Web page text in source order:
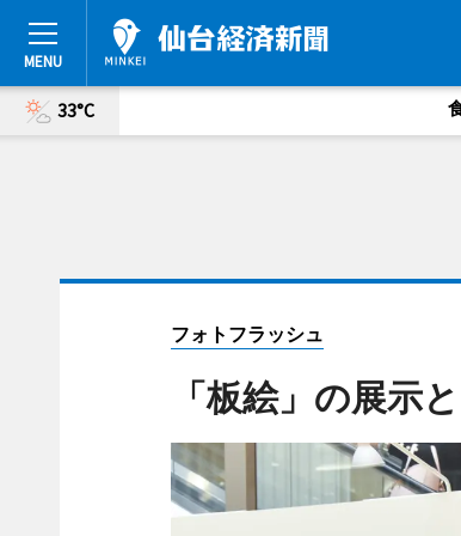
33°C
フォトフラッシュ
「板絵」の展示